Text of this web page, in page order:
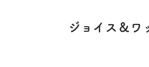
ジョイス＆ワ